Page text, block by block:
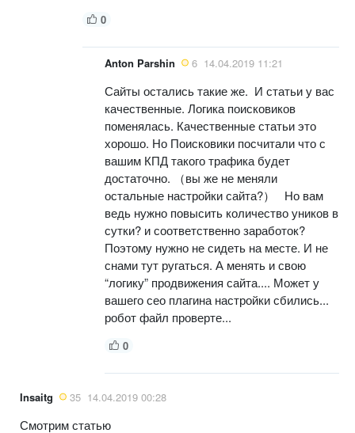
0
Anton Parshin 6 14.04.2019 11:21
Сайты остались такие же. И статьи у вас
качественные. Логика поисковиков
поменялась. Качественные статьи это
хорошо. Но Поисковики посчитали что с
вашим КПД такого трафика будет
достаточно. （вы же не меняли
остальные настройки сайта?） Но вам
ведь нужно повысить количество уников в
сутки? и соответственно заработок?
Поэтому нужно не сидеть на месте. И не
снами тут ругаться. А менять и свою
“логику” продвижения сайта.... Может у
вашего сео плагина настройки сбились...
робот файл проверте...
0
Insaitg 35 14.04.2019 00:28
Смотрим статью